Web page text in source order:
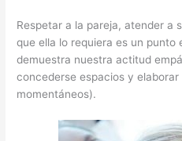
Respetar a la pareja, atender a
que ella lo requiera es un punto
demuestra nuestra actitud
concederse espacios y elaborar
momentáneos).